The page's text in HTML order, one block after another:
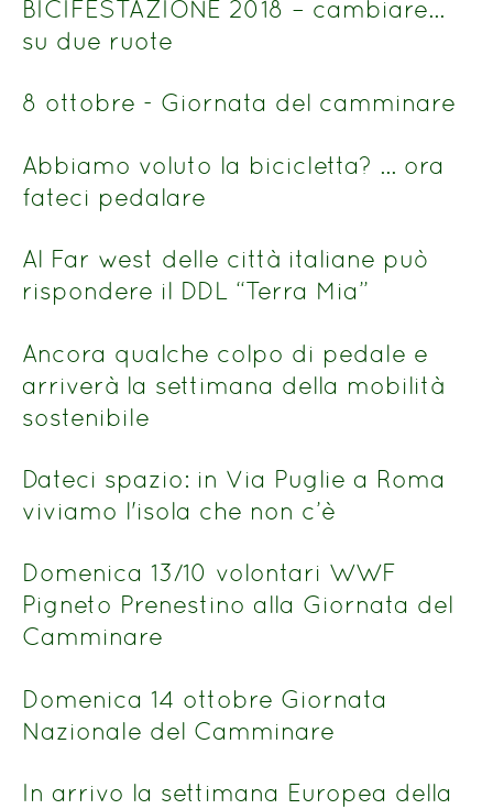
BICIFESTAZIONE 2018 – cambiare…
su due ruote
8 ottobre - Giornata del camminare
Abbiamo voluto la bicicletta? … ora
fateci pedalare
Al Far west delle città italiane può
rispondere il DDL “Terra Mia”
Ancora qualche colpo di pedale e
arriverà la settimana della mobilità
sostenibile
Dateci spazio: in Via Puglie a Roma
viviamo l'isola che non c’è
Domenica 13/10 volontari WWF
Pigneto Prenestino alla Giornata del
Camminare
Domenica 14 ottobre Giornata
Nazionale del Camminare
In arrivo la settimana Europea della